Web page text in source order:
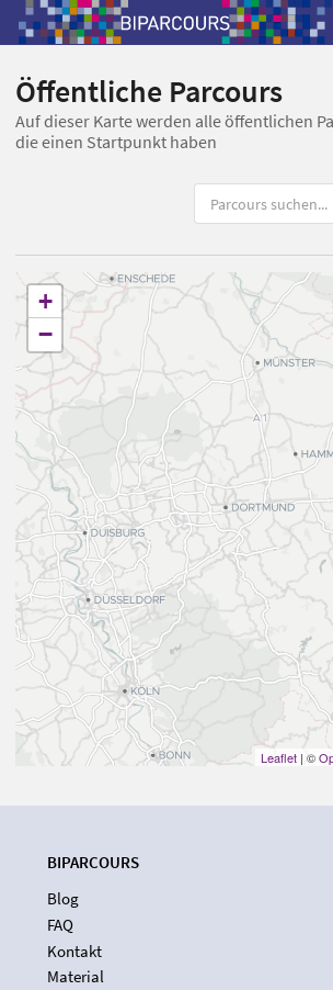
Öffentliche Parcours
Auf dieser Karte werden alle öffentlichen
die einen Startpunkt haben
+
−
Leaflet | ©
BIPARCOURS
Blog
FAQ
Kontakt
Material